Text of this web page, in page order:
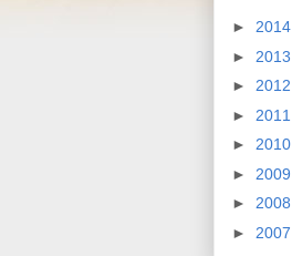
► 2014
► 2013
► 2012
► 2011
► 2010
► 2009
► 2008
► 2007